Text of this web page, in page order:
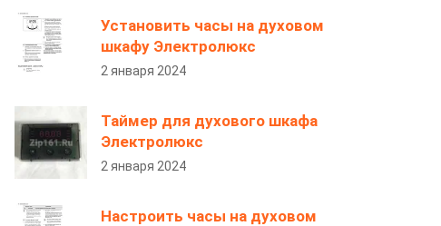
Установить часы на духовом
шкафу Электролюкс
2 января 2024
Таймер для духового шкафа
Электролюкс
2 января 2024
Настроить часы на духовом